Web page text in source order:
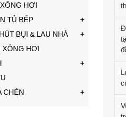
HƠI
TỦ BẾP
BỤI & LAU NHÀ
XÔNG HƠI
CHÉN